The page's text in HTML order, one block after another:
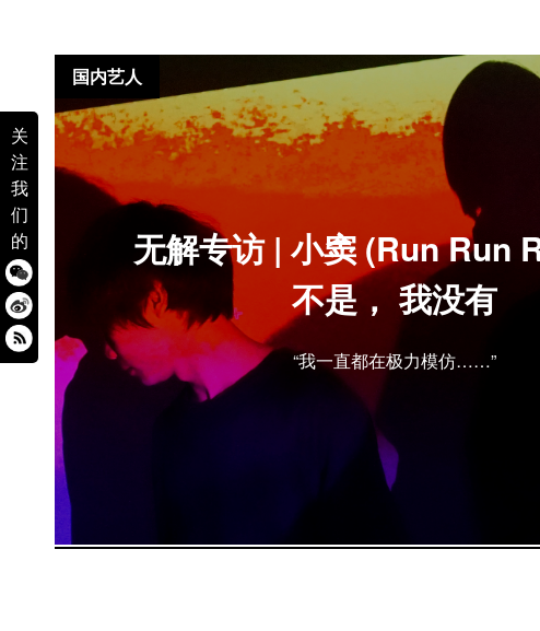
关
注
我
们
的
无解专访 | 小窦 (Run Run
不是， 我没有
“我一直都在极力模仿……”
国内艺人